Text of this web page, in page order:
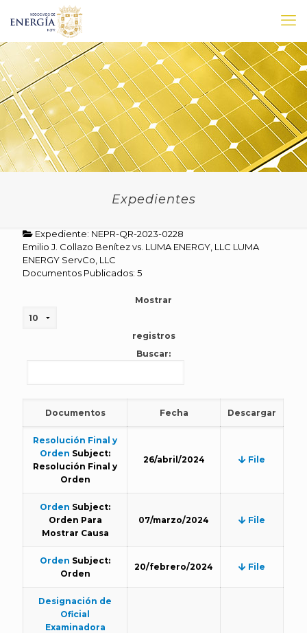
Expedientes
Expediente: NEPR-QR-2023-0228
Emilio J. Collazo Benítez vs. LUMA ENERGY, LLC LUMA
ENERGY ServCo, LLC
Documentos Publicados: 5
Mostrar
registros
Buscar:
Documentos Fecha Descargar
Resolución Final y
Orden Subject:
Resolución Final y
Orden
26/abril/2024 File
Orden Subject:
Orden Para
Mostrar Causa
07/marzo/2024 File
Orden Subject:
Orden
20/febrero/2024 File
Designación de
Oficial
Examinadora